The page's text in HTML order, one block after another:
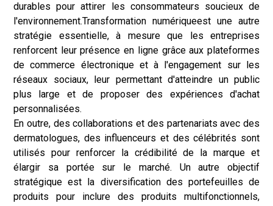
durables pour attirer les consommateurs soucieux de
l'environnement.Transformation numériqueest une autre
stratégie essentielle, à mesure que les entreprises
renforcent leur présence en ligne grâce aux plateformes
de commerce électronique et à l'engagement sur les
réseaux sociaux, leur permettant d'atteindre un public
plus large et de proposer des expériences d'achat
personnalisées.
En outre, des collaborations et des partenariats avec des
dermatologues, des influenceurs et des célébrités sont
utilisés pour renforcer la crédibilité de la marque et
élargir sa portée sur le marché. Un autre objectif
stratégique est la diversification des portefeuilles de
produits pour inclure des produits multifonctionnels,